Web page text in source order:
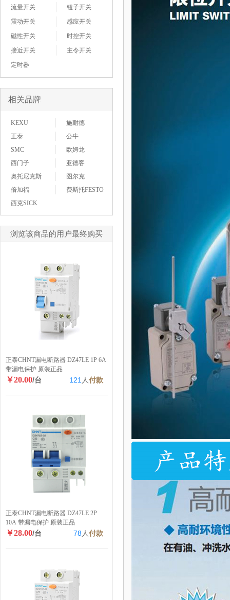
流量开关
钮子开关
震动开关
感应开关
磁性开关
时控开关
接近开关
主令开关
定时器
相关品牌
KEXU
施耐德
正泰
公牛
SMC
欧姆龙
西门子
亚德客
奥托尼克斯
图尔克
倍加福
费斯托FESTO
西克SICK
浏览该商品的用户最终购买
正泰CHNT漏电断路器 DZ47LE 1P 6A
带漏电保护 原装正品
￥20.00/台 121 人付款
正泰CHNT漏电断路器 DZ47LE 2P
10A 带漏电保护 原装正品
￥28.00/台 78 人付款